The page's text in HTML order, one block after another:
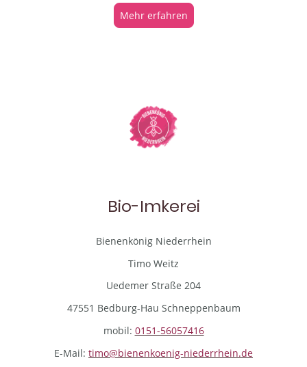
Mehr erfahren
Bio-Imkerei
Bienenkönig Niederrhein
Timo Weitz
Uedemer Straße 204
47551 Bedburg-Hau Schneppenbaum
mobil: 0151-56057416
E-Mail: timo@bienenkoenig-niederrhein.de